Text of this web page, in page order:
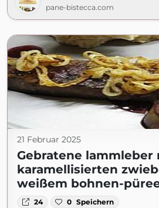
pane-bistecca.com
21 Februar 2025
Gebratene lammleber
karamellisierten
weißem bohnen-
24 0 Speichern